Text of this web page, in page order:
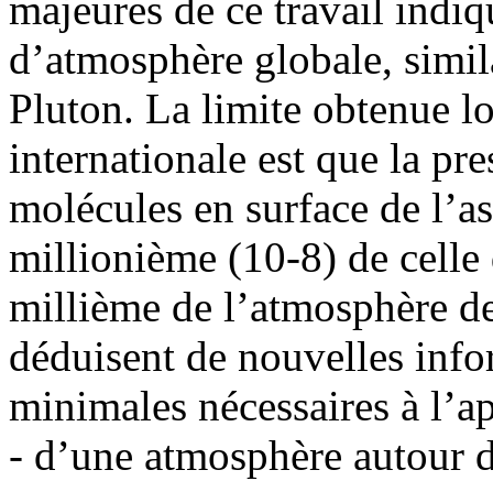
majeures de ce travail
d’atmosphère globale,
Pluton. La limite obtenue
internationale est que la
molécules en surface de
millionième (10-8) de celle
millième de l’atmosphère
déduisent de nouvelles
minimales nécessaires à
- d’une atmosphère autour